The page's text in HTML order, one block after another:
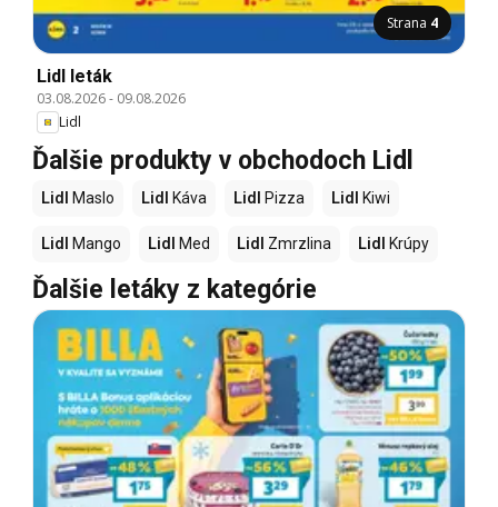
Strana 4
Lidl leták
03.08.2026- 09.08.2026
Lidl
Ďalšie produkty v obchodoch Lidl
Lidl Maslo Lidl Káva Lidl Pizza Lidl Kiwi
Lidl Mango Lidl Med Lidl Zmrzlina Lidl Krúpy
Ďalšie letáky z kategórie